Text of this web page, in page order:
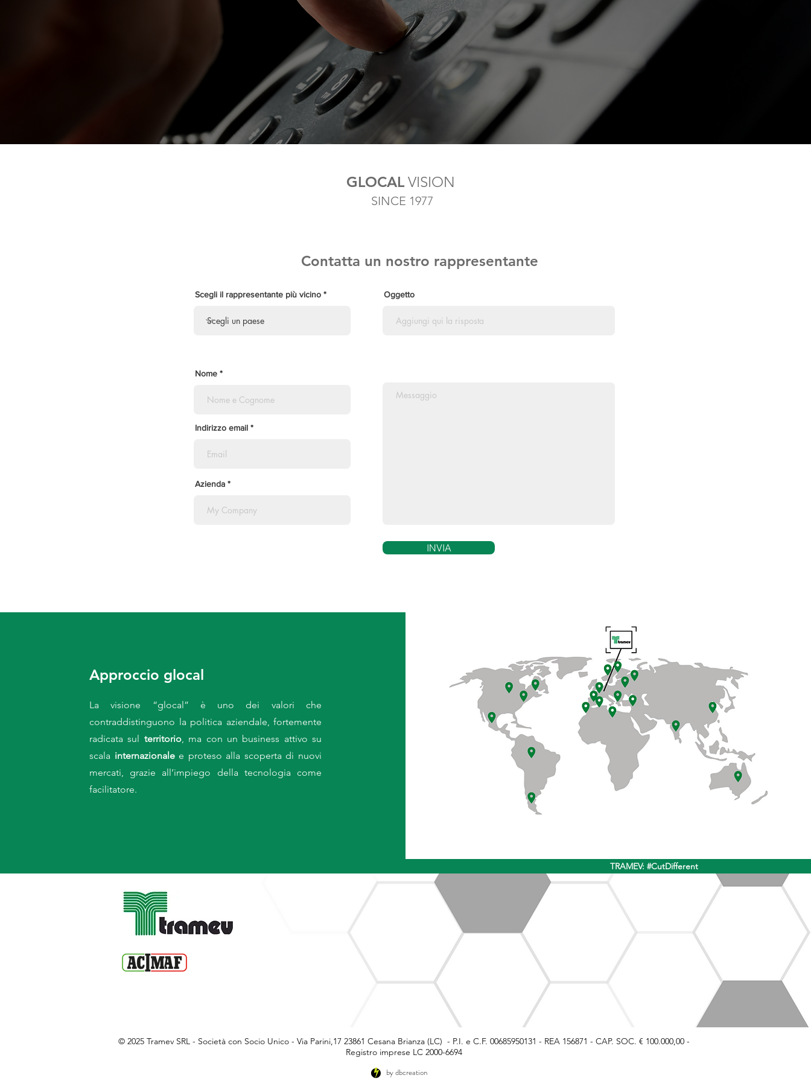
GLOCALVISION
SINCE 1977
Contatta un nostro rappresentante
Scegli il rappresentante più vicino Oggetto
Nome
Indirizzo email
Azienda
INVIA
Approccio glocal
La visione “glocal” è uno dei valori che
contraddistinguono la politica aziendale, fortemente
radicata sul territorio, ma con un business attivo su
scala internazionalee proteso alla scoperta di nuovi
mercati, grazie all’impiego della tecnologia come
facilitatore.
TRAMEV: #CutDifferent
© 2025 Tramev SRL - Società con Socio Unico - Via Parini,17 23861 Cesana Brianza (LC) - P.I. e C.F. 00685950131 - REA 156871 - CAP. SOC. € 100.000,00 -
Registro imprese LC 2000-6694
by dbcreation